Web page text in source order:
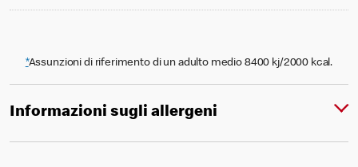
*Assunzioni di riferimento di un adulto medio 8400 kj/2000 kcal.
Informazioni sugli allergeni